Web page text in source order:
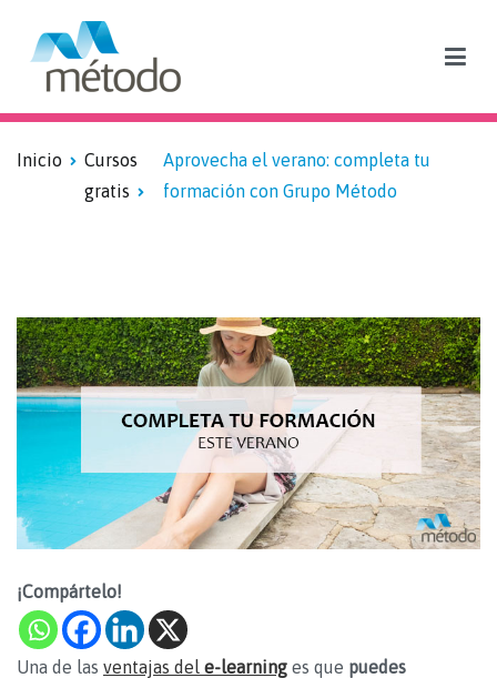
Blog sobre formación subvencionada y empleo
Inicio
Cursos
gratis
Aprovecha el verano: completa tu
formación con Grupo Método
¡Compártelo!
Una de las ventajas del e-learning es que puedes